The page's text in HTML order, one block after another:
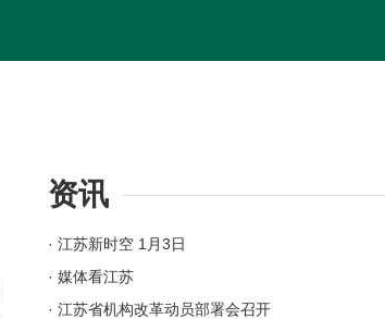
资讯
· 江苏新时空 1月3日
· 媒体看江苏
· 江苏省机构改革动员部署会召开